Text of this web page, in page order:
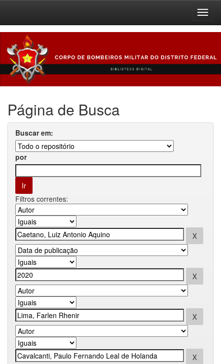
navigation
Página de Busca
Buscar em:
por
Filtros correntes: